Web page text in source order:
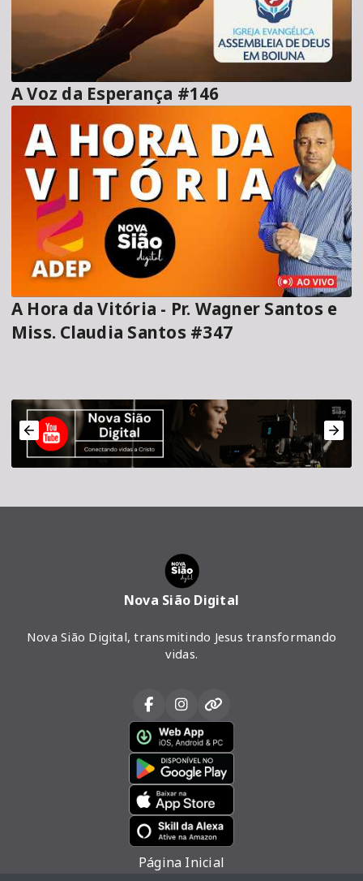
A Voz da Esperança #146
A Hora da Vitória - Pr. Wagner Santos e
Miss. Claudia Santos #347
Nova Sião Digital
Nova Sião Digital, transmitindo Jesus transformando
vidas.
Página Inicial